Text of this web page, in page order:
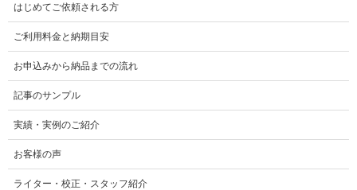
はじめてご依頼される方
ご利用料金と納期目安
お申込みから納品までの流れ
記事のサンプル
実績・実例のご紹介
お客様の声
ライター・校正・スタッフ紹介